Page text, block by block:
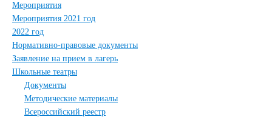
Мероприятия
Мероприятия 2021 год
2022 год
Нормативно-правовые документы
Заявление на прием в лагерь
Школьные театры
Документы
Методические материалы
Всероссийский реестр